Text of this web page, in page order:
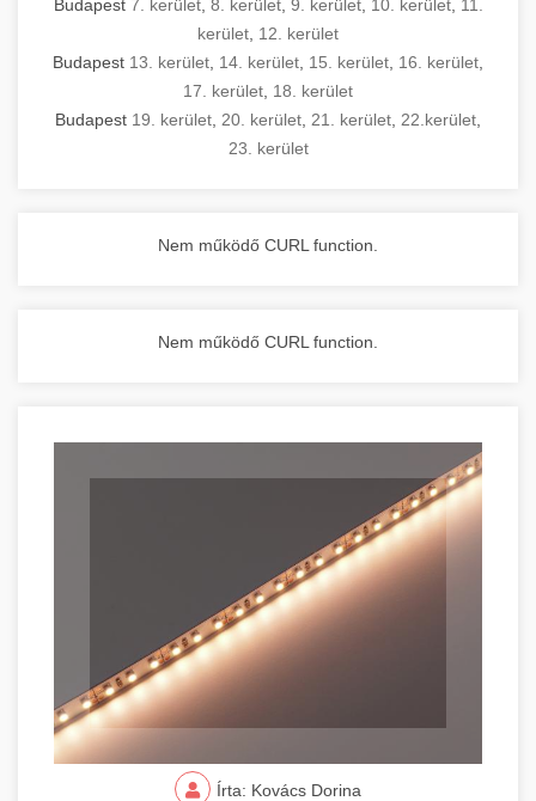
Budapest 7. kerület, 8. kerület, 9. kerület, 10. kerület, 11.
kerület 12. kerület
Budapest 13. kerület 14. kerület 15. kerület 16. kerület
17. kerület 18. kerület
Budapest 19. kerület 20. kerület 21. kerület 22.kerület
23. kerület
Nem működő CURL function.
Nem működő CURL function.
Írta: Kovács Dorina